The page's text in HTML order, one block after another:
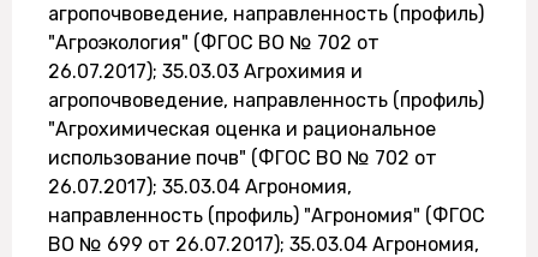
агропочвоведение, направленность (профиль)
"Агроэкология" (ФГОС ВО № 702 от
26.07.2017); 35.03.03 Агрохимия и
агропочвоведение, направленность (профиль)
"Агрохимическая оценка и рациональное
использование почв" (ФГОС ВО № 702 от
26.07.2017); 35.03.04 Агрономия,
направленность (профиль) "Агрономия" (ФГОС
ВО № 699 от 26.07.2017); 35.03.04 Агрономия,